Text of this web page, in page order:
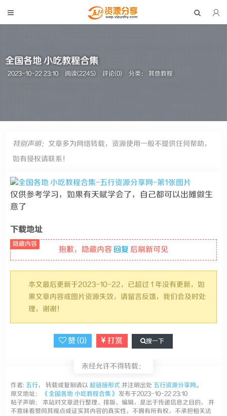
全国各地 小吃教程合集
2023-10-22 23:10 阅读(2245) 评论(0) 分类：其他教程
特别声明： 文章多为网络转载，资源使用一般不提供任何帮助，
如有侵权请联系！
仅供参考学习，如果有天赋学会了，自己都可以出摊做生
意了
下载地址
抱歉，隐藏内容 回复 后刷新可见
本文最后更新于2023-10-22，已超过 1 年没有更新，如
果文章内容或图片资源失效，请留言反馈，我们会及时处
理，谢谢！
赞 (0) 打赏 搜一下
未经允许不得转载：
作者: 五行， 转载或复制请以 超链接形式 并注明出处 五行资源分享网。
原文地址：
《全国各地 小吃教程合集》 发布于2023-10-22 23:10
帖子声明： 本站对文章进行整理、排版、编辑，是出于传递信息之目的， 并
不意味着赞同其观点或证实其内容的真实性，不拥有所有权，不承担相关法